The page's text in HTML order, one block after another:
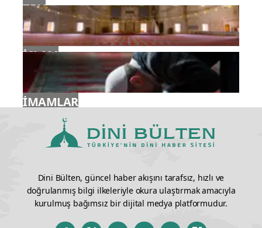
TDV
İSLAM
İMAMLAR
Dini Bülten, güncel haber akışını tarafsız, hızlı ve
doğrulanmış bilgi ilkeleriyle okura ulaştırmak amacıyla
kurulmuş bağımsız bir dijital medya platformudur.